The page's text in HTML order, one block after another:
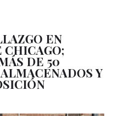
EN
CHICAGO;
DE 50
Y